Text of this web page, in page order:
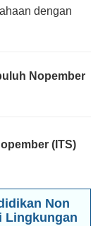
dengan
Nopember
(ITS)
Non
Lingkungan